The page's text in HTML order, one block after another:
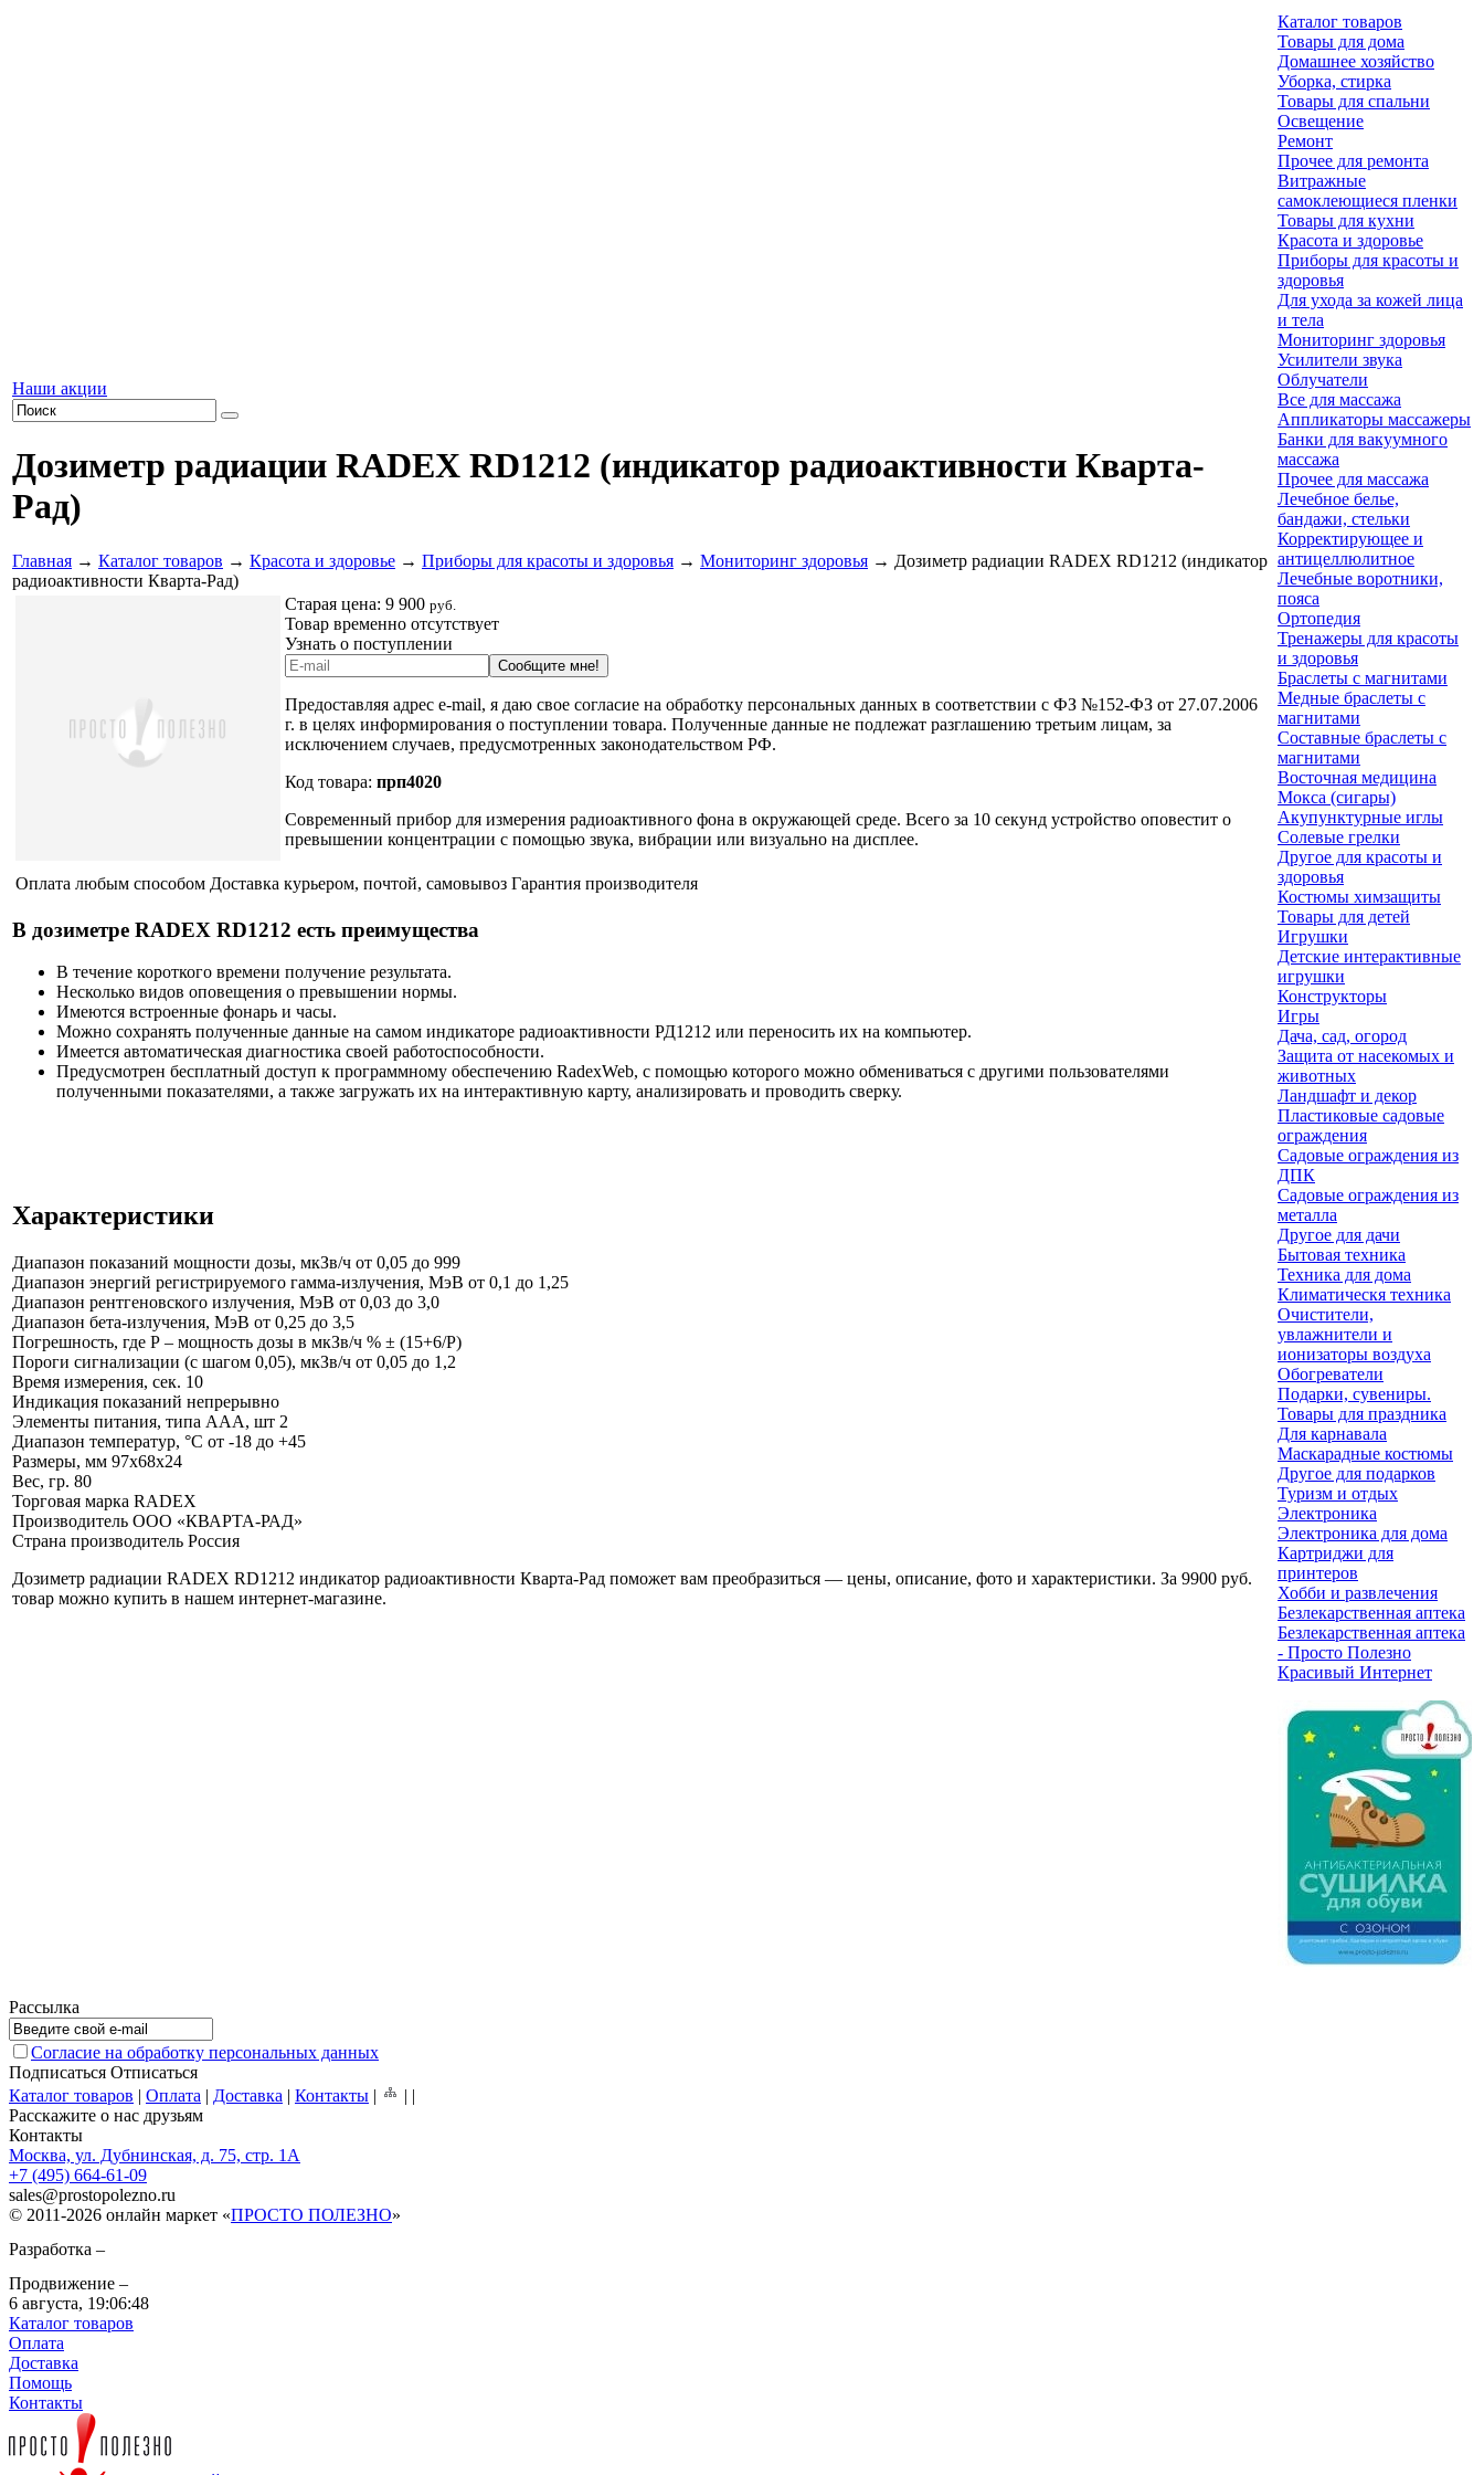
Наши акции
Дозиметр радиации RADEX RD1212 (индикатор радиоактивности Кварта-
Рад)
Главная → Каталог товаров → Красота и здоровье → Приборы для красоты и здоровья → Мониторинг здоровья → Дозиметр радиации RADEX RD1212 (индикатор
радиоактивности Кварта-Рад)
Старая цена: 9 900 руб.
Товар временно отсутствует
Узнать о поступлении
Сообщите мне!
Предоставляя адрес e-mail, я даю свое согласие на обработку персональных данных в соответствии с ФЗ №152-ФЗ от 27.07.2006
г. в целях информирования о поступлении товара. Полученные данные не подлежат разглашению третьим лицам, за
исключением случаев, предусмотренных законодательством РФ.
Код товара: прп4020
Современный прибор для измерения радиоактивного фона в окружающей среде. Всего за 10 секунд устройство оповестит о
превышении концентрации с помощью звука, вибрации или визуально на дисплее.
Оплата любым способом Доставка курьером, почтой, самовывоз Гарантия производителя
В дозиметре RADEX RD1212 есть преимущества
В течение короткого времени получение результата.
Несколько видов оповещения о превышении нормы.
Имеются встроенные фонарь и часы.
Можно сохранять полученные данные на самом индикаторе радиоактивности РД1212 или переносить их на компьютер.
Имеется автоматическая диагностика своей работоспособности.
Предусмотрен бесплатный доступ к программному обеспечению RadexWeb, с помощью которого можно обмениваться с другими пользователями
полученными показателями, а также загружать их на интерактивную карту, анализировать и проводить сверку.
Характеристики
Диапазон показаний мощности дозы, мкЗв/ч от 0,05 до 999
Диапазон энергий регистрируемого гамма-излучения, МэВ от 0,1 до 1,25
Диапазон рентгеновского излучения, МэВ от 0,03 до 3,0
Диапазон бета-излучения, МэВ от 0,25 до 3,5
Погрешность, где Р – мощность дозы в мкЗв/ч % ± (15+6/Р)
Пороги сигнализации (с шагом 0,05), мкЗв/ч от 0,05 до 1,2
Время измерения, сек. 10
Индикация показаний непрерывно
Элементы питания, типа ААА, шт 2
Диапазон температур, °С от -18 до +45
Размеры, мм 97x68x24
Вес, гр. 80
Торговая марка RADEX
Производитель ООО «КВАРТА-РАД»
Страна производитель Россия
Дозиметр радиации RADEX RD1212 индикатор радиоактивности Кварта-Рад поможет вам преобразиться — цены, описание, фото и характеристики. За 9900 руб.
товар можно купить в нашем интернет-магазине.
Каталог товаров
Товары для дома
Домашнее хозяйство
Уборка, стирка
Товары для спальни
Освещение
Ремонт
Прочее для ремонта
Витражные
самоклеющиеся пленки
Товары для кухни
Красота и здоровье
Приборы для красоты и
здоровья
Для ухода за кожей лица
и тела
Мониторинг здоровья
Усилители звука
Облучатели
Все для массажа
Аппликаторы массажеры
Банки для вакуумного
массажа
Прочее для массажа
Лечебное белье,
бандажи, стельки
Корректирующее и
антицеллюлитное
Лечебные воротники,
пояса
Ортопедия
Тренажеры для красоты
и здоровья
Браслеты с магнитами
Медные браслеты с
магнитами
Составные браслеты с
магнитами
Восточная медицина
Мокса (сигары)
Акупунктурные иглы
Солевые грелки
Другое для красоты и
здоровья
Костюмы химзащиты
Товары для детей
Игрушки
Детские интерактивные
игрушки
Конструкторы
Игры
Дача, сад, огород
Защита от насекомых и
животных
Ландшафт и декор
Пластиковые садовые
ограждения
Садовые ограждения из
ДПК
Садовые ограждения из
металла
Другое для дачи
Бытовая техника
Техника для дома
Климатическя техника
Очистители,
увлажнители и
ионизаторы воздуха
Обогреватели
Подарки, сувениры.
Товары для праздника
Для карнавала
Маскарадные костюмы
Другое для подарков
Туризм и отдых
Электроника
Электроника для дома
Картриджи для
принтеров
Хобби и развлечения
Безлекарственная аптека
Безлекарственная аптека
- Просто Полезно
Красивый Интернет
Рассылка
Согласие на обработку персональных данных
Подписаться Отписаться
Каталог товаров | Оплата | Доставка | Контакты | | |
Расскажите о нас друзьям
Контакты
Москва, ул. Дубнинская, д. 75, стр. 1А
+7 (495) 664-61-09
sales@prostopolezno.ru
© 2011-2026 онлайн маркет «ПРОСТО ПОЛЕЗНО»
Разработка –
Продвижение –
6 августа, 19:06:48
Каталог товаров
Оплата
Доставка
Помощь
Контакты